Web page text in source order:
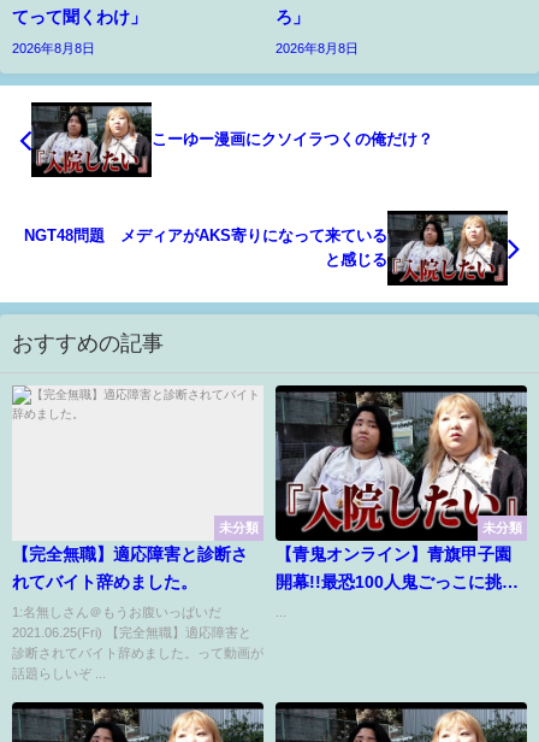
てって聞くわけ」
2026年8月8日
ろ」
2026年8月8日
こーゆー漫画にクソイラつくの俺だけ？
NGT48問題 メディアがAKS寄りになって来ている
と感じる
おすすめの記事
未分類
【完全無職】適応障害と診断さ
れてバイト辞めました。
1:名無しさん＠もうお腹いっぱいだ
2021.06.25(Fri) 【完全無職】適応障害と
診断されてバイト辞めました。って動画が
話題らしいぞ ...
未分類
【青鬼オンライン】青旗甲子園
開幕!!最恐100人鬼ごっこに挑